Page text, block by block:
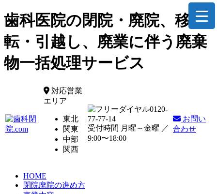
歯科医院の閉院・廃院、移
転・引越し、廃業に伴う廃棄
物一括処理サービス
対応営業
エリア
東北
関東
中部
関西
0120-
77-77-14
受付時間 月曜～金曜 ／
9:00〜18:00
お問い
合わせ
HOME
閉院廃院の進め方